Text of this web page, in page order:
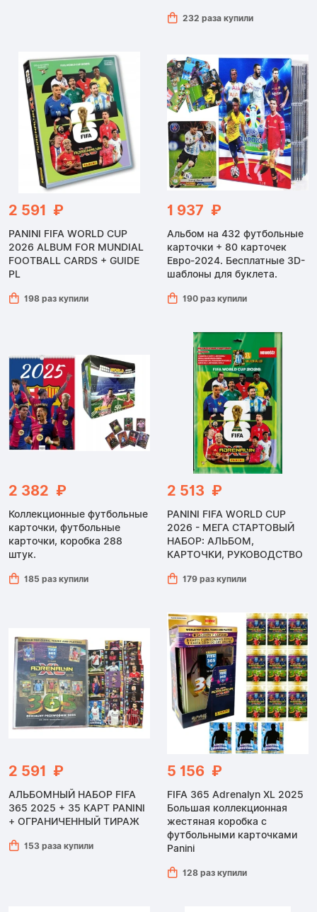
232 раза купили
2 591 ₽
PANINI FIFA WORLD CUP
2026 ALBUM FOR MUNDIAL
FOOTBALL CARDS + GUIDE
PL
198 раз купили
1 937 ₽
Альбом на 432 футбольные
карточки + 80 карточек
Евро-2024. Бесплатные 3D-
шаблоны для буклета.
190 раз купили
2 382 ₽
Коллекционные футбольные
карточки, футбольные
карточки, коробка 288
штук.
185 раз купили
2 513 ₽
PANINI FIFA WORLD CUP
2026 - МЕГА СТАРТОВЫЙ
НАБОР: АЛЬБОМ,
КАРТОЧКИ, РУКОВОДСТВО
179 раз купили
2 591 ₽
АЛЬБОМНЫЙ НАБОР FIFA
365 2025 + 35 КАРТ PANINI
+ ОГРАНИЧЕННЫЙ ТИРАЖ
153 раза купили
5 156 ₽
FIFA 365 Adrenalyn XL 2025
Большая коллекционная
жестяная коробка с
футбольными карточками
Panini
128 раз купили